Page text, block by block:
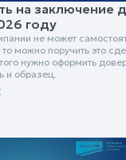
на заключение
году
не может
можно поручить это
нужно оформить
и образец.